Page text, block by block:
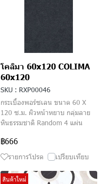
โคลิมา 60x120 COLIMA
60x120
SKU : RXP00046
กระเบื้องพอร์ซเลน ขนาด 60 X
120 ซ.ม. ผิวหน้าหยาบ กลุ่มลาย
หินธรรมชาติ Random 4 แผ่น
฿666
รายการโปรด เปรียบเทียบ
สินค้าใหม่